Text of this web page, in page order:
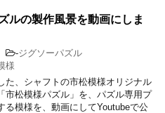
ルの製作風景を動画にしま
-ジグソーパズル
様
た、シャフトの市松模様オリジナル
市松模様パズル」を、パズル専用プ
る模様を、動画にしてYoutubeで公